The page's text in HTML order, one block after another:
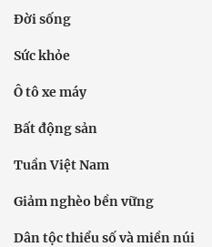
Đời sống
Sức khỏe
Ô tô xe máy
Bất động sản
Tuần Việt Nam
Giảm nghèo bền vững
Dân tộc thiểu số và miền núi